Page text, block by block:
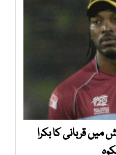
میں قربانی کا بکرا